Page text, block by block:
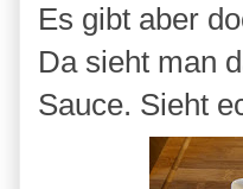
Es gibt aber
Da sieht man
Sauce. Sieht